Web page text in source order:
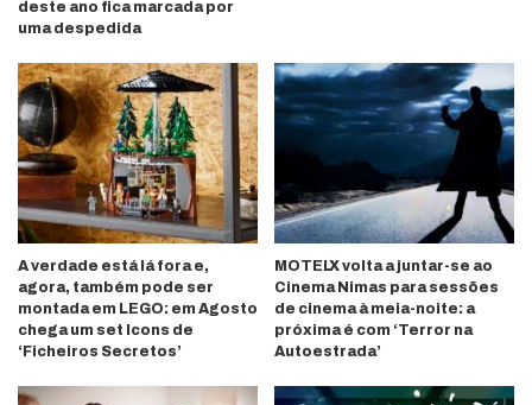
deste ano fica marcada por
uma despedida
A verdade está lá fora e,
agora, também pode ser
montada em LEGO: em Agosto
chega um set Icons de
‘Ficheiros Secretos’
MOTELX volta a juntar-se ao
Cinema Nimas para sessões
de cinema à meia-noite: a
próxima é com ‘Terror na
Autoestrada’